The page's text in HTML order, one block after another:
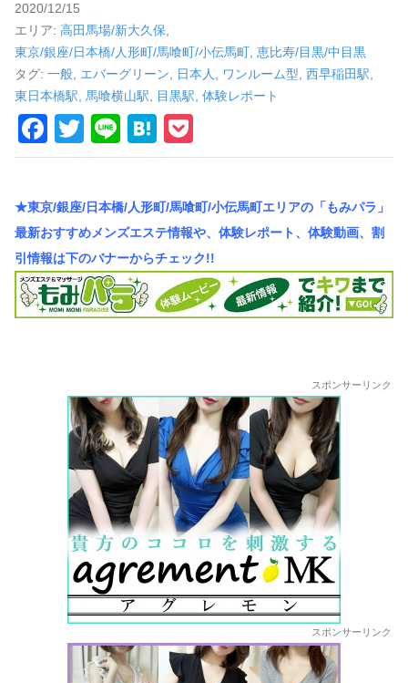
下
車
の
旅
2020/12/15
エリア: 高田馬場/新大久保,
東京/銀座/日本橋/人形町/馬喰町/小伝馬町, 恵比寿/目黒/中目黒
タグ: 一般, エバーグリーン, 日本人, ワンルーム型, 西早稲田駅,
東日本橋駅, 馬喰横山駅, 目黒駅, 体験レポート
F
a
e
b
o
o
T
wi
er
Li
n
H
at
n
a
o
et
★東京/銀座/日本橋/人形町/馬喰町/小伝馬町エリアの「もみパラ」
最新おすすめメンズエステ情報や、体験レポート、体験動画、割
引情報は下のバナーからチェック!!
スポンサーリンク
スポンサーリンク